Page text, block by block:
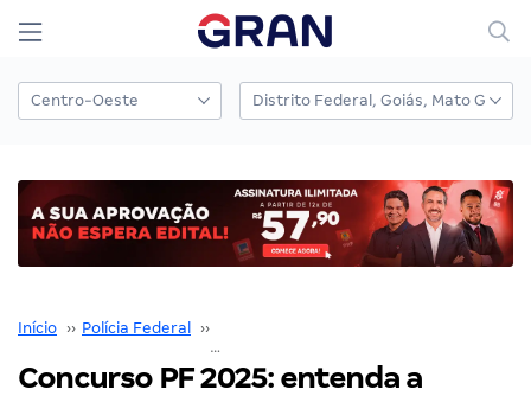
Início ›› Polícia Federal ››
Concurso PF 2025: entenda a